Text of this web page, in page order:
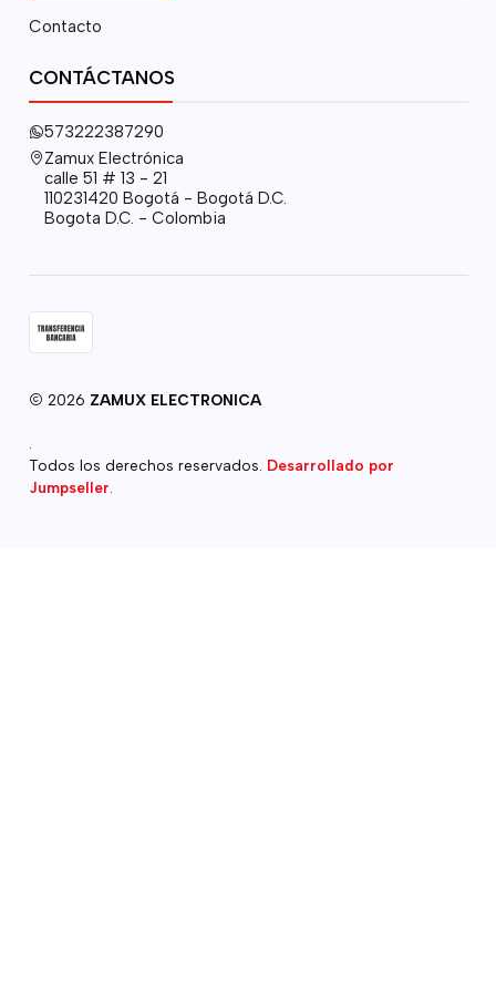
Contacto
CONTÁCTANOS
573222387290
Zamux Electrónica
calle 51 # 13 - 21
110231420 Bogotá - Bogotá D.C.
Bogota D.C. - Colombia
2026 ZAMUX ELECTRONICA
Todos los derechos reservados. Desarrollado por
Jumpseller